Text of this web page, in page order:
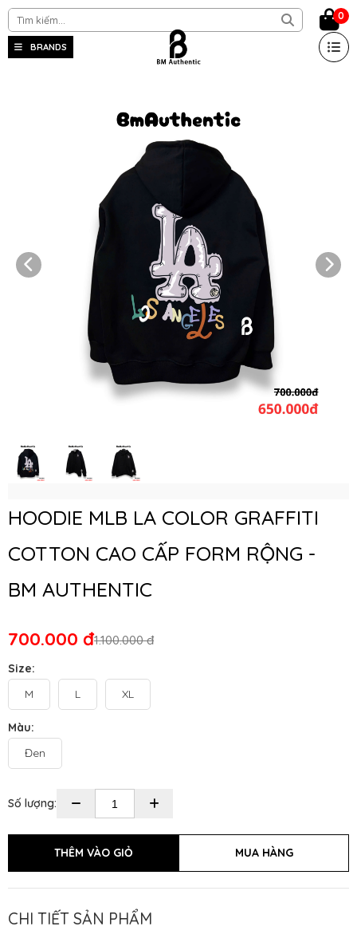
BRANDS
0
HOODIE MLB LA COLOR GRAFFITI
COTTON CAO CẤP FORM RỘNG -
BM AUTHENTIC
1.100.000 đ
700.000 đ
Size:
M
L XL
Màu:
Đen
Số lượng:
CHI TIẾT SẢN PHẨM